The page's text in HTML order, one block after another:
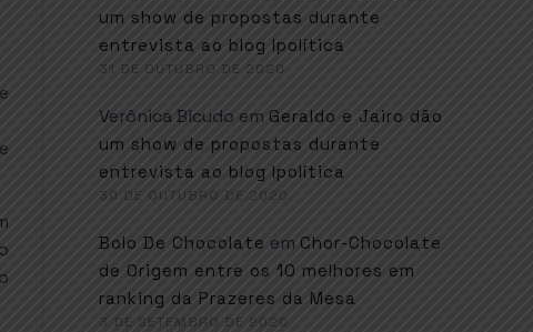
um show de propostas durante
entrevista ao blog Ipolítica
31 DE OUTUBRO DE 2020
Verônica Bicudo em Geraldo e Jairo dão
um show de propostas durante
entrevista ao blog Ipolítica
30 DE OUTUBRO DE 2020
Bolo De Chocolate em Chor-Chocolate
de Origem entre os 10 melhores em
ranking da Prazeres da Mesa
3 DE SETEMBRO DE 2020